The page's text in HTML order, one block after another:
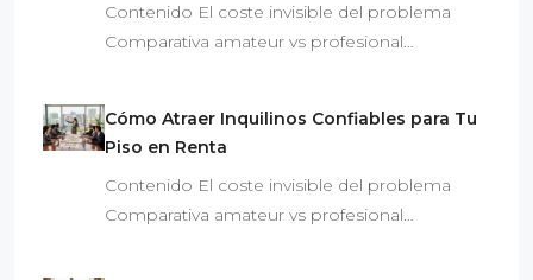
Contenido El coste invisible del problema
Comparativa amateur vs profesional…
Cómo Atraer Inquilinos Confiables para Tu
Piso en Renta
Contenido El coste invisible del problema
Comparativa amateur vs profesional…